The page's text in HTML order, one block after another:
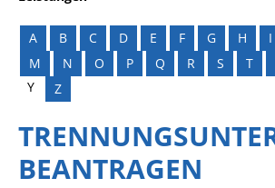
A B C D E F G H I
M
N O P Q R S T
Y
Z
BEANTRAGEN